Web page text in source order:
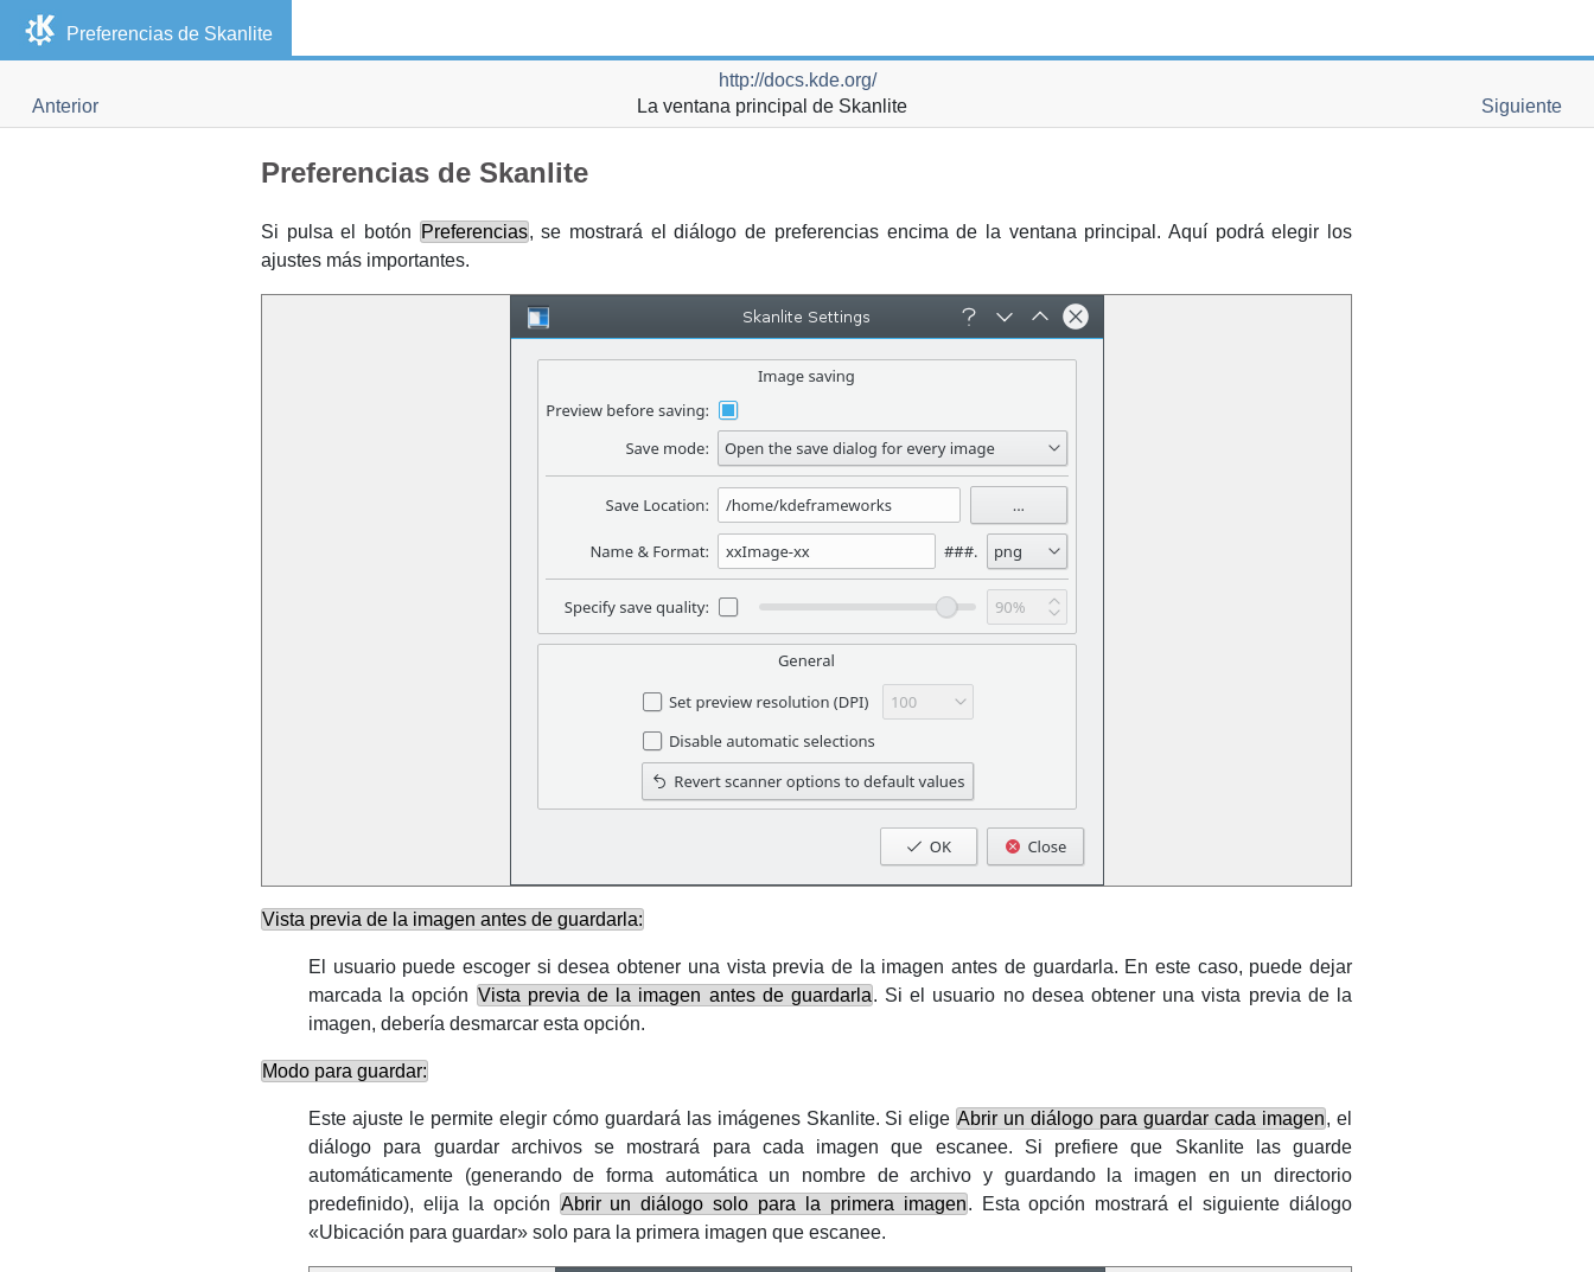
Preferencias de Skanlite
http://docs.kde.org/
Anterior
La ventana principal de Skanlite Siguiente
Preferencias de Skanlite
Si pulsa el botón Preferencias, se mostrará el diálogo de preferencias encima de la ventana principal. Aquí podrá elegir los
ajustes más importantes.
Vista previa de la imagen antes de guardarla:
El usuario puede escoger si desea obtener una vista previa de la imagen antes de guardarla. En este caso, puede dejar
marcada la opción Vista previa de la imagen antes de guardarla. Si el usuario no desea obtener una vista previa de la
imagen, debería desmarcar esta opción.
Modo para guardar:
Este ajuste le permite elegir cómo guardará las imágenes Skanlite. Si elige Abrir un diálogo para guardar cada imagen, el
diálogo para guardar archivos se mostrará para cada imagen que escanee. Si prefiere que Skanlitelas guarde
automáticamente (generando de forma automática un nombre de archivo y guardando la imagen en un directorio
predefinido), elija la opción Abrir un diálogo solo para la primera imagen. Esta opción mostrará el siguiente diálogo
«Ubicación para guardar» solo para la primera imagen que escanee.